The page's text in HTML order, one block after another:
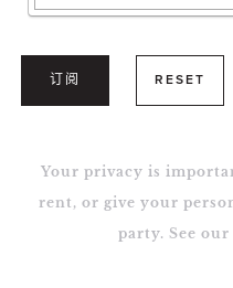
订阅 RESET
Your privacy is
rent, or give your
party. See our